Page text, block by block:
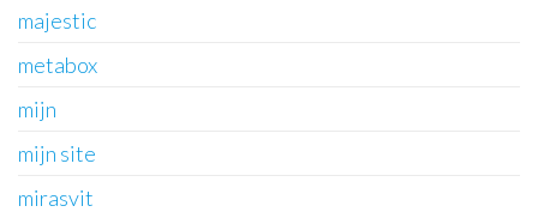
majestic
metabox
mijn
mijn site
mirasvit